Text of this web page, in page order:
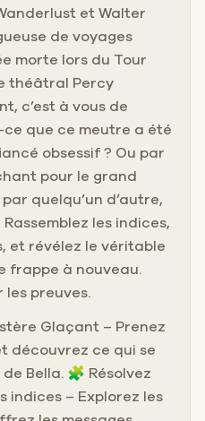
et Walter
de voyages
morte lors du Tour
théâtral Percy
c’est à vous de
que ce meutre a été
obsessif ? Ou par
pour le grand
quelqu’un d’autre,
les indices,
et révélez le véritable
frappe à nouveau.
les preuves.
Glaçant – Prenez
découvrez ce qui se
Bella. 🧩 Résolvez
indices – Explorez les